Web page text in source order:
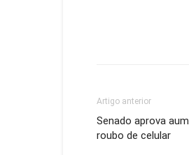
Artigo anterior
Senado aprova
roubo de celular